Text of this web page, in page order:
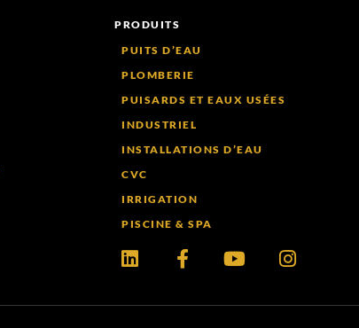
PRODUITS
PUITS D’EAU
PLOMBERIE
PUISARDS ET EAUX USÉES
INDUSTRIEL
INSTALLATIONS D’EAU
CVC
IRRIGATION
PISCINE & SPA
LinkedInFacebook-
f
Youtube